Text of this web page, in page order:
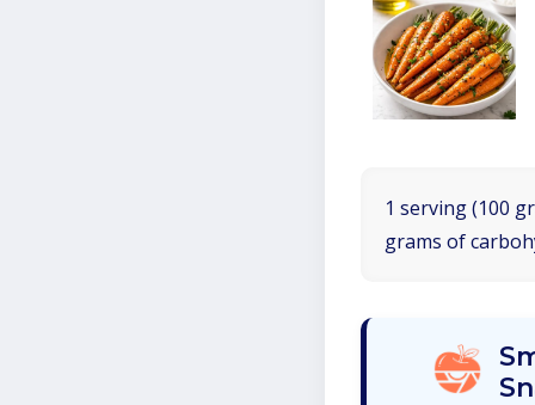
1 serving (100
grams of